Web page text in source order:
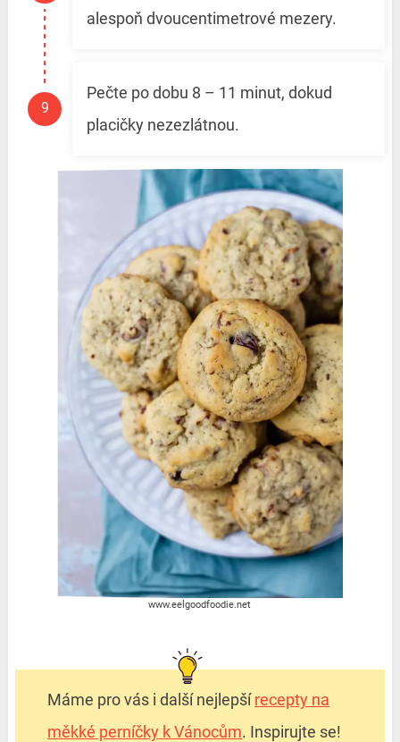
alespoň dvoucentimetrové mezery.
Pečte po dobu 8 – 11 minut, dokud
placičky nezezlátnou.
www.eelgoodfoodie.net
Máme pro vás i další nejlepšírecepty na
měkké perníčky k Vánocům. Inspirujte se!